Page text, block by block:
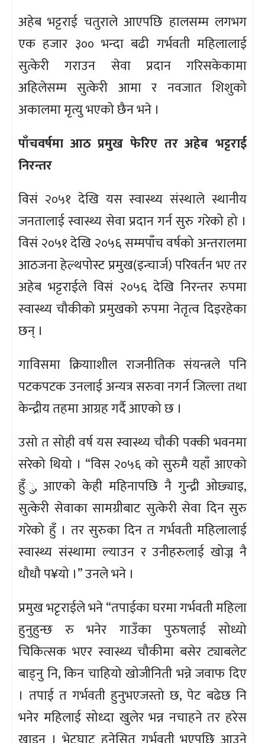
अहेब भट्टराई चतुराले आएपछि हालसम्म लगभग
एक हजार ३०० भन्दा बढी गर्भवती महिलालाई
सुत्केरी गराउन सेवा प्रदान गरिसकेकामा
अहिलेसम्म सुत्केरी आमा र नवजात शिशुको
अकालमा मृत्यु भएको छैन भने ।
पाँचवर्षमा आठ प्रमुख फेरिए तर अहेब भट्टराई
निरन्तर
विसं २०५१ देखि यस स्वास्थ्य संस्थाले स्थानीय
जनतालाई स्वास्थ्य सेवा प्रदान गर्न सुरु गरेको हो ।
विसं २०५१ देखि २०५६ सम्मपाँच वर्षको अन्तरालमा
आठजना हेल्थपोस्ट प्रमुख(इन्चार्ज) परिवर्तन भए तर
अहेब भट्टराईले विसं २०५६ देखि निरन्तर रुपमा
स्वास्थ्य चौकीको प्रमुखको रुपमा नेतृत्व दिइरहेका
छन् ।
गाविसमा क्रियााशील राजनीतिक संयन्त्रले पनि
पटकपटक उनलाई अन्यत्र सरुवा नगर्न जिल्ला तथा
केन्द्रीय तहमा आग्रह गर्दै आएको छ ।
उसो त सोही वर्ष यस स्वास्थ्य चौकी पक्की भवनमा
सरेको थियो । “विस २०५६ को सुरुमै यहाँ आएको
हुँु, आएको केही महिनापछि नै गुन्द्री ओछ्याइ,
सुत्केरी सेवाका सामग्रीबाट सुत्केरी सेवा दिन सुरु
गरेको हुँ । तर सुरुका दिन त गर्भवती महिलालाई
स्वास्थ्य संस्थामा ल्याउन र उनीहरुलाई खोज्न नै
धौधौ प¥यो ।” उनले भने ।
प्रमुख भटृराईले भने “तपाईका घरमा गर्भवती महिला
हुनुहुन्छ रु भनेर गाउँका पुरुषलाई सोध्यो
चिकित्सक भएर स्वास्थ्य चौकीमा बसेर ट्याबलेट
बाड्नु नि, किन चाहियो खोजीनिती भन्ने जवाफ दिए
। तपाई त गर्भवती हुनुभएजस्तो छ, पेट बढेछ नि
भनेर महिलाई सोध्दा खुलेर भन्न नचाहने तर हरेस